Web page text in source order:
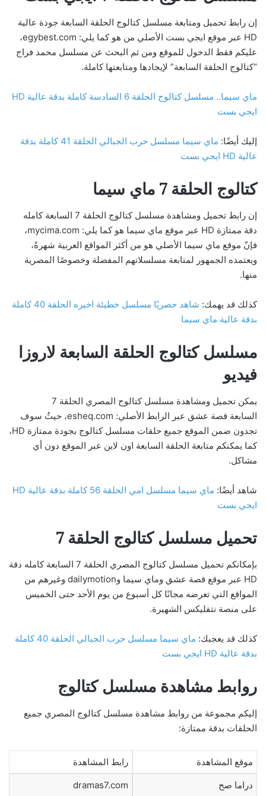
إن رابط تحميل ومتابعة مسلسل كتالوج الحلقة السابعة جودة عالية
HD عبر موقع ايجي بست الأصلي من هو كما يلي: egybest.com،
عليكم فقط الدخول للموقع ومن ثم البحث عن مسلسل محمد فراج
“كتالوج الحلقة السابعة” لإيجادها ومتابعتها كاملة.
ماي سيما.. مسلسل كتالوج الحلقة 6 السادسة كاملة بدقة عالية HD
ايجي بست
إليك أيضًا:
ماي سيما مسلسل حرب الجبالي الحلقة 41 كاملة بدقة
عالية HD ايجي بست
كتالوج الحلقة 7 ماي سيما
إن رابط تحميل ومشاهدة مسلسل كتالوج الحلقة 7 السابعة كامله
دقة ممتازة HD عبر موقع ماي سيما هو كما يلي: mycima.com،
فإنّ موقع ماي سيما الأصلي هو من أكثر المواقع العربية شهرةً،
ويعتمده الجمهور لمتابعة مسلسلاتهم المفضلة وخصوصًا المصرية
منها.
كذلك قد يهمك:
شاهد حصريًا مسلسل خطيئة اخيره الحلقة 40 كاملة
بدقة عالية ماي سيما
مسلسل كتالوج الحلقة السابعة لاروزا
فيديو
يمكن تحميل ومشاهدة مسلسل كتالوج المصري الحلقة 7
السابعة قصة عشق عبر الرابط الأصلي: esheq.com، حيثُ سوف
تجدون ضمن الموقع جميع حلقات مسلسل كتالوج بجودة ممتازة HD،
كما يمكنكم متابعة الحلقة السابعة اون لاين عبر الموقع دون أي
مشاكل.
شاهد أيضًا:
ماي سيما مسلسل امي الحلقة 56 كاملة بدقة عالية HD
ايجي بست
تحميل مسلسل كتالوج الحلقة 7
بإمكانكم تحميل مسلسل كتالوج المصري الحلقة 7 السابعة كامله دقة
HD عبر موقع قصة عشق وماي سيما وdailymotion وغيرهم من
المواقع التي تعرضه مجانًا كل أسبوع من يوم الأحد حتى الخميس
على منصة نتفليكس الشهيرة.
كذلك قد يعجبك:
ماي سيما مسلسل حرب الجبالي الحلقة 40 كاملة
بدقة عالية HD ايجي بست
روابط مشاهدة مسلسل كتالوج
إليكم مجموعة من روابط مشاهدة مسلسل كتالوج المصري جميع
الحلقات بدقة ممتازة:
موقع المشاهدة رابط المشاهدة
دراما صح dramas7.com